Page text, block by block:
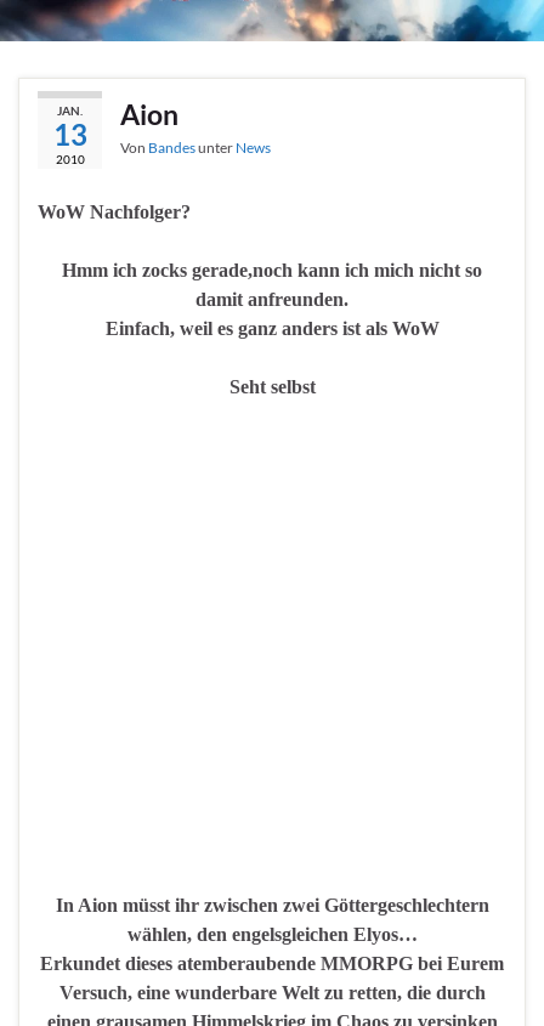
JAN.
13
2010
Aion
Von Bandesunter News
WoW Nachfolger?
Hmm ich zocks gerade,noch kann ich mich nicht so
damit anfreunden.
Einfach, weil es ganz anders ist als WoW
Seht selbst
In Aion müsst ihr zwischen zwei Göttergeschlechtern
wählen, den engelsgleichen Elyos…
Erkundet dieses atemberaubende MMORPG bei Eurem
Versuch, eine wunderbare Welt zu retten, die durch